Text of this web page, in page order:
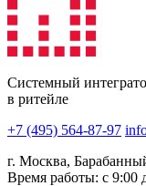
Системный
в ритейле
+7 (495) 564-87-97
г. Москва,
Время работы: с